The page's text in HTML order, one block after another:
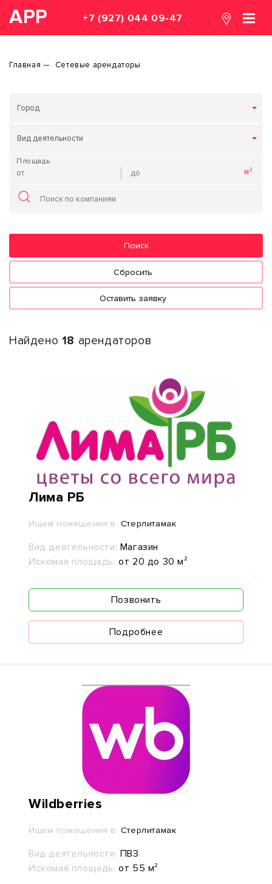
АРР +7 (927) 044 09-47
Главная Сетевые арендаторы
Город
Вид деятельности
Площадь
Поиск
Сбросить
Оставить заявку
Найдено 18 арендаторов
Лима РБ
Ищем помещения в: Стерлитамак
Вид деятельности: Магазин
Искомая площадь: от 20 до 30 м²
Позвонить
Подробнее
Wildberries
Ищем помещения в: Стерлитамак
Вид деятельности: ПВЗ
Искомая площадь: от 55 м²